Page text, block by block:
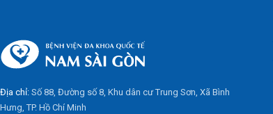
Địa chỉ: Số 88, Đường số 8, Khu dân cư Trung Sơn, Xã Bình
Hưng, TP. Hồ Chí Minh